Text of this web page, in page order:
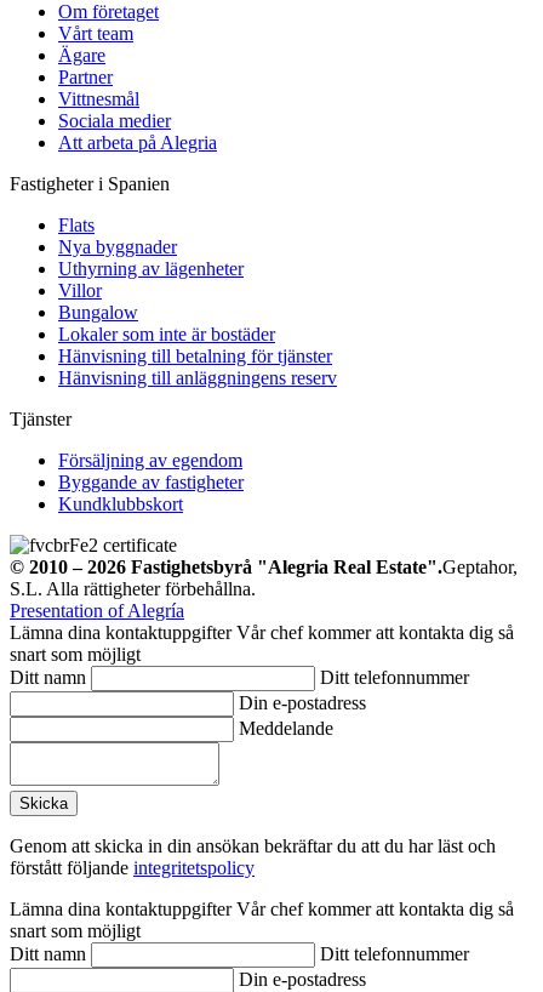
Om företaget
Vårt team
Ägare
Partner
Vittnesmål
Sociala medier
Att arbeta på Alegria
Fastigheter i Spanien
Flats
Nya byggnader
Uthyrning av lägenheter
Villor
Bungalow
Lokaler som inte är bostäder
Hänvisning till betalning för tjänster
Hänvisning till anläggningens reserv
Tjänster
Försäljning av egendom
Byggande av fastigheter
Kundklubbskort
© 2010 – 2026 Fastighetsbyrå "Alegria Real Estate".Geptahor,
S.L. Alla rättigheter förbehållna.
Presentation of Alegría
Lämna dina kontaktuppgifter Vår chef kommer att kontakta dig så
snart som möjligt
Ditt namn
Ditt telefonnummer
Din e-postadress
Meddelande
Genom att skicka in din ansökan bekräftar du att du har läst och
förstått följande integritetspolicy
Lämna dina kontaktuppgifter Vår chef kommer att kontakta dig så
snart som möjligt
Ditt namn
Ditt telefonnummer
Din e-postadress